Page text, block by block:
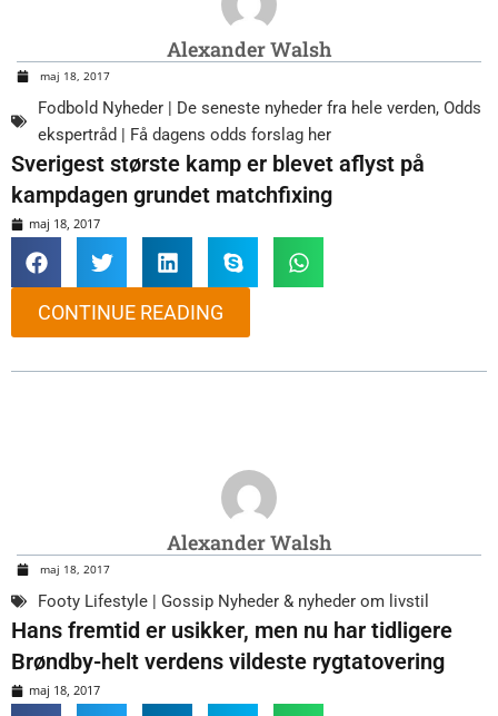
Alexander Walsh
maj 18, 2017
Fodbold Nyheder | De seneste nyheder fra hele verden, Odds
ekspertråd | Få dagens odds forslag her
Sverigest største kamp er blevet aflyst på
kampdagen grundet matchfixing
maj 18, 2017
CONTINUE READING
Alexander Walsh
maj 18, 2017
Footy Lifestyle | Gossip Nyheder & nyheder om livstil
Hans fremtid er usikker, men nu har tidligere
Brøndby-helt verdens vildeste rygtatovering
maj 18, 2017